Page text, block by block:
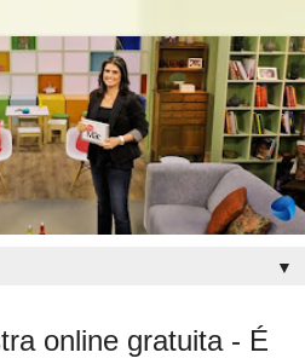
▼
online gratuita - É